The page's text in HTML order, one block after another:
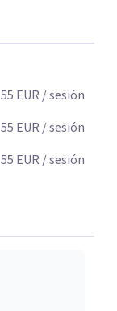
55 EUR / sesión
55 EUR / sesión
55 EUR / sesión